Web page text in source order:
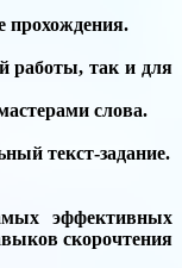
прохождения.
работы, так и для
слова.
текст-задание.
эффективных
скорочтения